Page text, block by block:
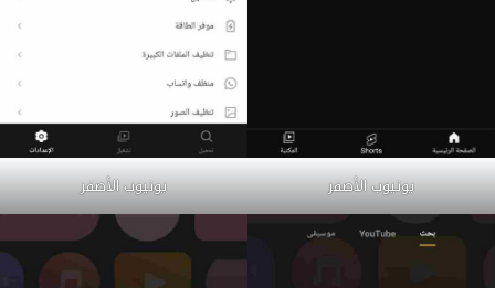
يوتيوب الأصفر يوتيوب الأصفر